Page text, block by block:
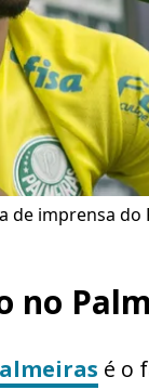
de imprensa do
no
é o